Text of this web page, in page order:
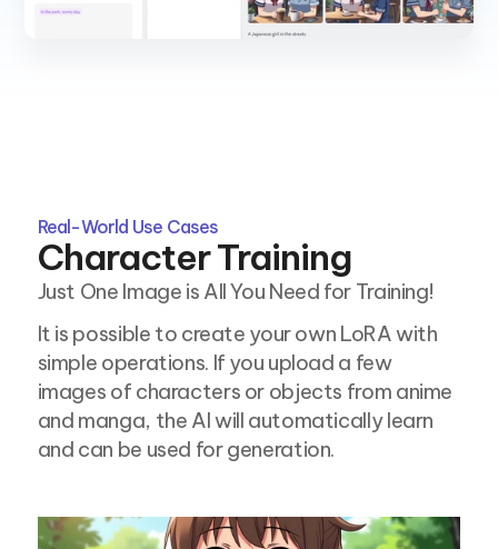
Real-World Use Cases
Character Training
Just One Image is All You Need for Training!
It is possible to create your own LoRA with
simple operations. If you upload a few
images of characters or objects from anime
and manga, the AI will automatically learn
and can be used for generation.